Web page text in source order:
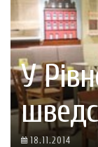
У
18.11.2014